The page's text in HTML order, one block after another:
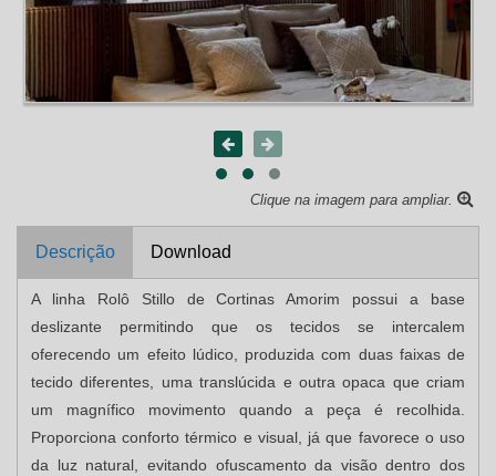
Clique na imagem para ampliar.
Descrição Download
A linha Rolô Stillo de Cortinas Amorim possui a base
deslizante permitindo que os tecidos se intercalem
oferecendo um efeito lúdico, produzida com duas faixas de
tecido diferentes, uma translúcida e outra opaca que criam
um magnífico movimento quando a peça é recolhida.
Proporciona conforto térmico e visual, já que favorece o uso
da luz natural, evitando ofuscamento da visão dentro dos